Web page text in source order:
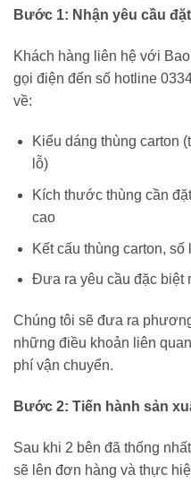
Bước 1: Nhận yêu cầu
Khách hàng liên hệ với
gọi điện đến số hotline
về:
Kiểu dáng thùng carton
lỗ)
Kích thước thùng cần
cao
Kết cấu thùng carton,
Đưa ra yêu cầu đặc biệt
Chúng tôi sẽ đưa ra
những điều khoản liên
phí vận chuyển.
Bước 2: Tiến hành sản
Sau khi 2 bên đã thống
sẽ lên đơn hàng và thực